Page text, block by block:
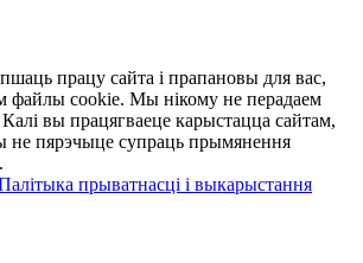
працу сайта і прапановы для вас,
файлы cookie. Мы нікому не перадаем
вы працягваеце карыстацца сайтам,
не пярэчыце супраць прымянення
прыватнасці і выкарыстання